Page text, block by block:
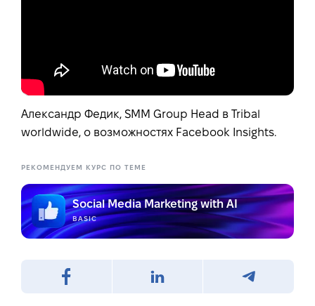
Александр Федик, SMM Group Head в Tribal
worldwide, о возможностях Facebook Insights.
РЕКОМЕНДУЕМ КУРС ПО ТЕМЕ
Social Media Marketing with AI
BASIC